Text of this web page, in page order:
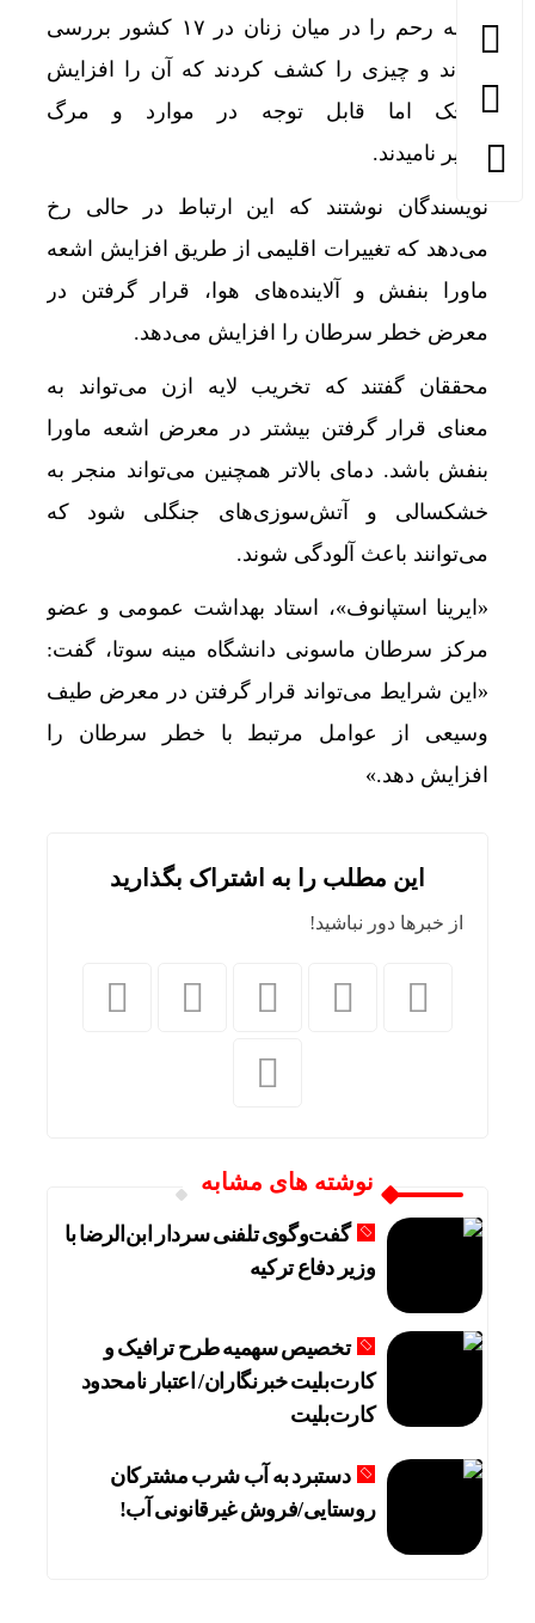
دهانه رحم را در میان زنان در ۱۷ کشور بررسی
کردند و چیزی را کشف کردند که آن را افزایش
کوچک اما قابل توجه در موارد و مرگ
و میر نامیدند.
نویسندگان نوشتند که این ارتباط در حالی رخ
می‌دهد که تغییرات اقلیمی از طریق افزایش اشعه
ماورا بنفش و آلاینده‌های هوا، قرار گرفتن در
معرض خطر سرطان را افزایش می‌دهد.
محققان گفتند که تخریب لایه ازن می‌تواند به
معنای قرار گرفتن بیشتر در معرض اشعه ماورا
بنفش باشد. دمای بالاتر همچنین می‌تواند منجر به
خشکسالی و آتش‌سوزی‌های جنگلی شود که
می‌توانند باعث آلودگی شوند.
«ایرینا استپانوف»، استاد بهداشت عمومی و عضو
مرکز سرطان ماسونی دانشگاه مینه سوتا، گفت:
«این شرایط می‌تواند قرار گرفتن در معرض طیف
وسیعی از عوامل مرتبط با خطر سرطان را
افزایش دهد.»
این مطلب را به اشتراک بگذارید
از خبرها دور نباشید!
نوشته های مشابه
گفت‌وگوی تلفنی سردار ابن‌الرضا با
وزیر دفاع ترکیه
تخصیص سهمیه طرح ترافیک و
کارت‌بلیت خبرنگاران/ اعتبار نامحدود
کارت‌بلیت
دستبرد به آب شرب مشترکان
روستایی/فروش غیرقانونی آب!